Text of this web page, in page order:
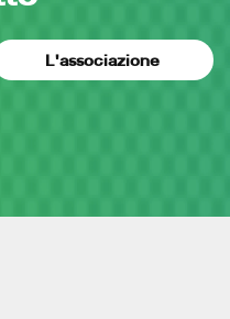
L'associazione